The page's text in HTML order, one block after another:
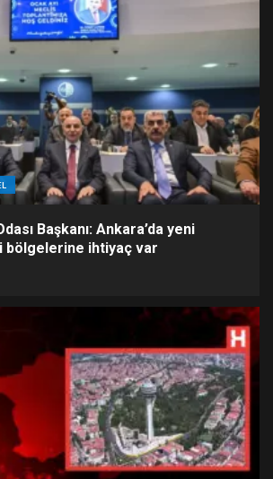
Başkanı: Ankara’da yeni
bölgelerine ihtiyaç var